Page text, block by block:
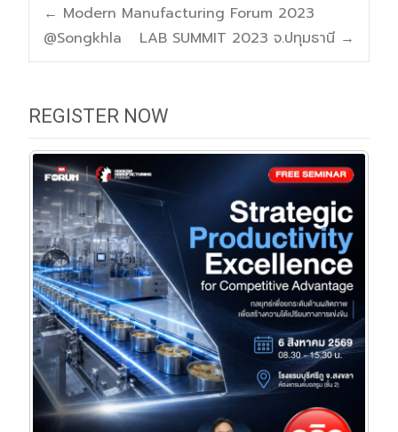
Post
navigation
← Modern Manufacturing Forum 2023
@Songkhla
LAB SUMMIT 2023 จ.ปทุมธานี →
REGISTER NOW